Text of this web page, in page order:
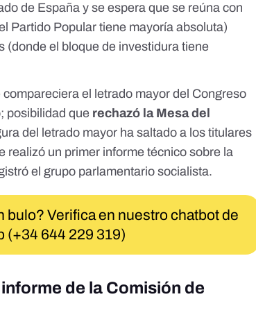
de España yse espera que se reúna con
Partido Popular tiene mayoría absoluta)
(donde el bloque de investidura tiene
compareciera el letrado mayor del Congreso
posibilidad que rechazó la Mesa del
del letrado mayor ha saltado a los titulares
realizó un primer informe técnico sobre la
el grupo parlamentario socialista.
bulo? Verifica en nuestro chatbot de
(+34 644 229 319)
de la Comisión de